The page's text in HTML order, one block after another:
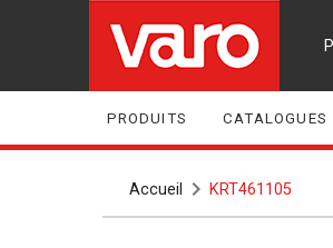
PRODUITS CATALOGUES
Accueil KRT461105